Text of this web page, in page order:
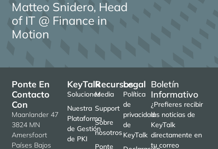
Matteo Snidero, Head
of IT @ Finance in
Motion
KeyTalk
Soluciones
Nuestra
Plataforma
de Gestión
de PKI
Recursos
Media
Support
Sobre
nosotros
Ponte
Legal
Política
de
privacidad
de
KeyTalk
Ponte En
Contacto
Con
Maanlander 47
3824 MN
Amersfoort
Países Bajos
Boletín
Informativo
¿Prefieres recibir
las noticias de
KeyTalk
directamente en
tu correo